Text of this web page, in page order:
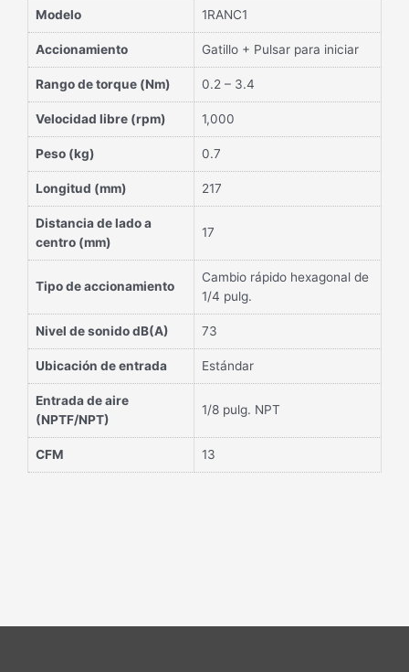
Modelo 1RANC1
Accionamiento Gatillo + Pulsar para iniciar
Rango de torque (Nm) 0.2 – 3.4
Velocidad libre (rpm) 1,000
Peso (kg) 0.7
Longitud (mm) 217
Distancia de lado a
centro (mm)
17
Tipo de accionamiento
Cambio rápido hexagonal de
1/4 pulg.
Nivel de sonido dB(A) 73
Ubicación de entrada Estándar
Entrada de aire
(NPTF/NPT)
1/8 pulg. NPT
CFM 13